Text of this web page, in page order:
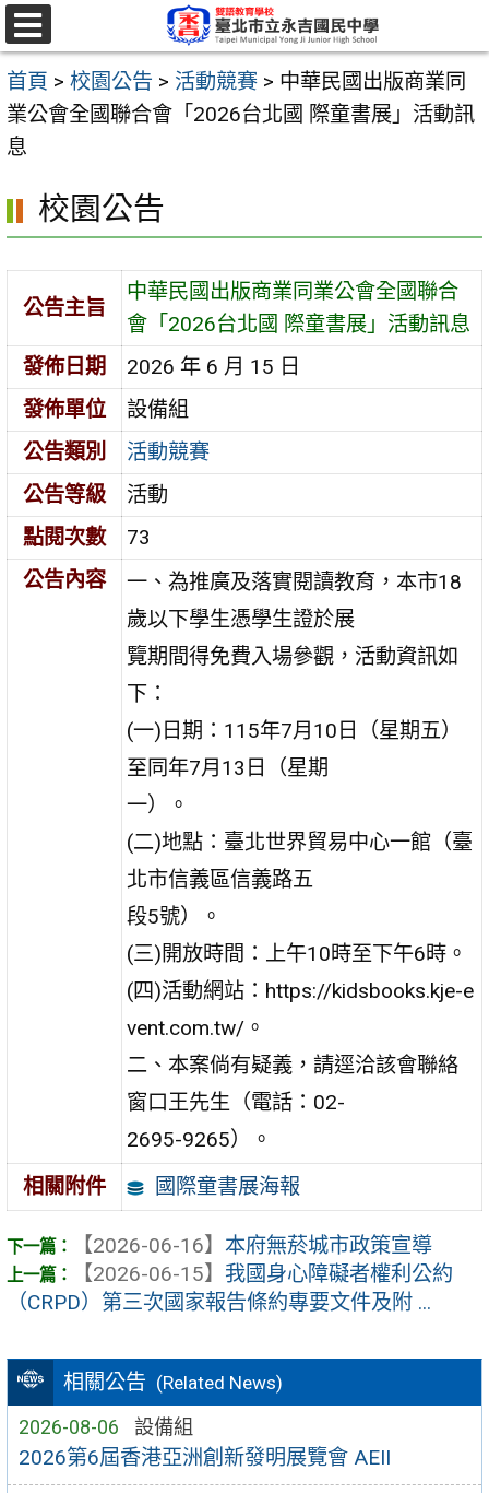
跳
至
主
要
內
選
單
首頁 > 校園公告 > 活動競賽 > 中華民國出版商業同
業公會全國聯合會「2026台北國 際童書展」活動訊
息
相關公告 (Related News)
2026-08-06 設備組
2026第6屆香港亞洲創新發明展覽會 AEII
校園公告
公告主旨
中華民國出版商業同業公會全國聯合
會「2026台北國 際童書展」活動訊息
發佈日期
2026 年 6 月 15 日
發佈單位
設備組
公告類別
活動競賽
公告等級
活動
點閱次數
73
公告內容
一、為推廣及落實閱讀教育，本市18
歲以下學生憑學生證於展
覽期間得免費入場參觀，活動資訊如
下：
(一)日期：115年7月10日（星期五）
至同年7月13日（星期
一）。
(二)地點：臺北世界貿易中心一館（臺
北市信義區信義路五
段5號）。
(三)開放時間：上午10時至下午6時。
(四)活動網站：https://kidsbooks.kje-e
vent.com.tw/。
二、本案倘有疑義，請逕洽該會聯絡
窗口王先生（電話：02-
2695-9265）。
相關附件
國際童書展海報
【2026-06-16】 本府無菸城市政策宣導
【2026-06-15】 我國身心障礙者權利公約
（CRPD）第三次國家報告條約專要文件及附 ...